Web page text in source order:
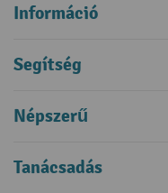
Információ
Segítség
Népszerű
Tanácsadás